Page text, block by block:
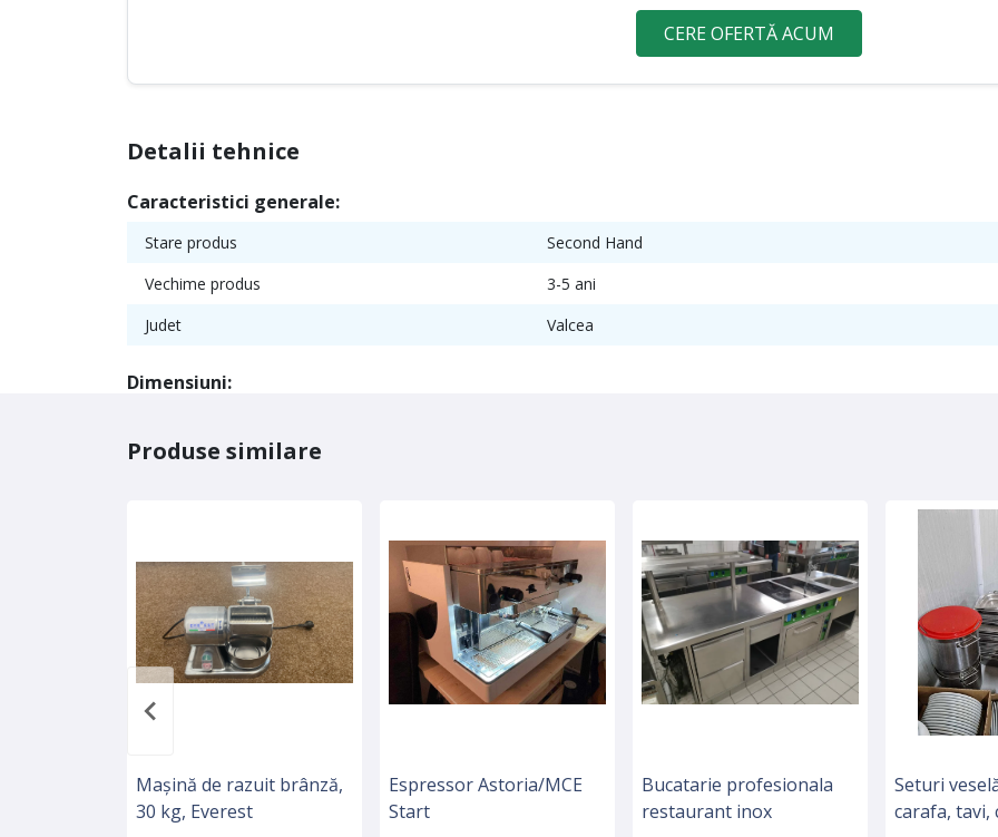
CERE OFERTĂ ACUM
Detalii tehnice
Caracteristici generale:
Stare produs
Second Hand
Vechime produs
3-5 ani
Judet
Valcea
Dimensiuni:
Produse similare
Mașină de razuit brânză,
30 kg, Everest
Espressor Astoria/MCE
Start
Bucatarie profesionala
restaurant inox
Seturi
carafa, tavi,